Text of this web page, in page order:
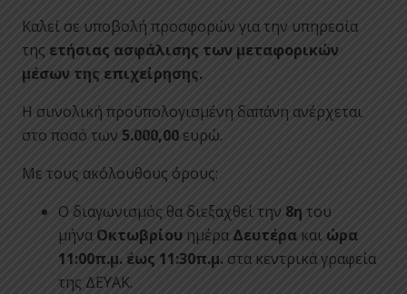
Καλεί σε υποβολή προσφορών για την υπηρεσία
της ετήσιας ασφάλισης των μεταφορικών
μέσων της επιχείρησης.
Η συνολική προϋπολογισμένη δαπάνη ανέρχεται
στο ποσό των 5.000,00 ευρώ.
Με τους ακόλουθους όρους:
Ο διαγωνισμός θα διεξαχθεί την 8η του
μήνα Οκτωβρίου ημέρα Δευτέρα και ώρα
11:00π.μ. έως 11:30π.μ. στα κεντρικά γραφεία
της ΔΕΥΑΚ.